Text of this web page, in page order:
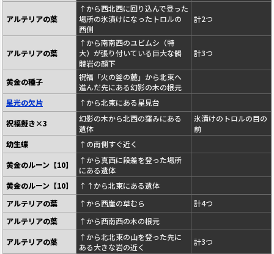
アルテリアの葉
↑から西北西に回り込んで登った
場所の氷漬けになったトロルの
西側
計2つ
アルテリアの葉
↑から南南西のユビムシ（特
大）が張り付いている巨大な髑
髏岩の顔下
計3つ
黄金の種子
祝福「火の釜の麓」から北東へ
進んだ先にある幻影の木の根元
星光の欠片
↑から北東にある星見台
祝福擬き×3
幻影の木から北西の窪みにある
遺体
氷漬けのトロルの目の
前
幼生蝶
↑の南側すぐ近く
黄金のルーン【10】
↑から真西に段差を登った場所
にある遺体
黄金のルーン【10】
↑↑から北東にある遺体
アルテリアの葉
↑から西崖の草むら
計4つ
アルテリアの葉
↑から西南西の木の根元
アルテリアの葉
↑から北北東の山を登った先に
ある大きな岩の近く
計3つ